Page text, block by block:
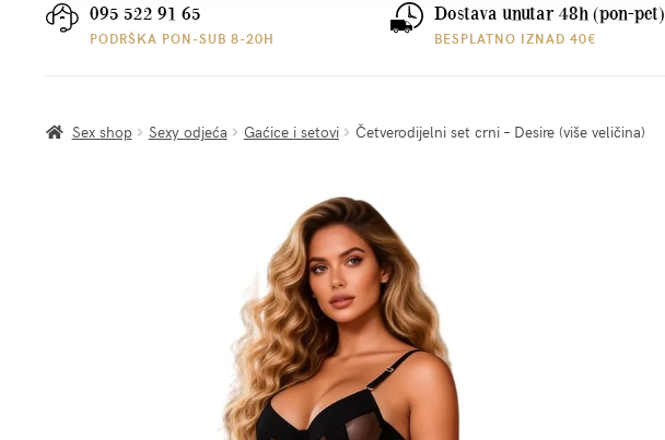
095 522 91 65
PODRŠKA PON-SUB 8-20H
Dostava unutar 48h (pon-pet)
BESPLATNO IZNAD 40€
Sex shop Sexy odjeća Gaćice i setovi Četverodijelni set crni – Desire (više veličina)